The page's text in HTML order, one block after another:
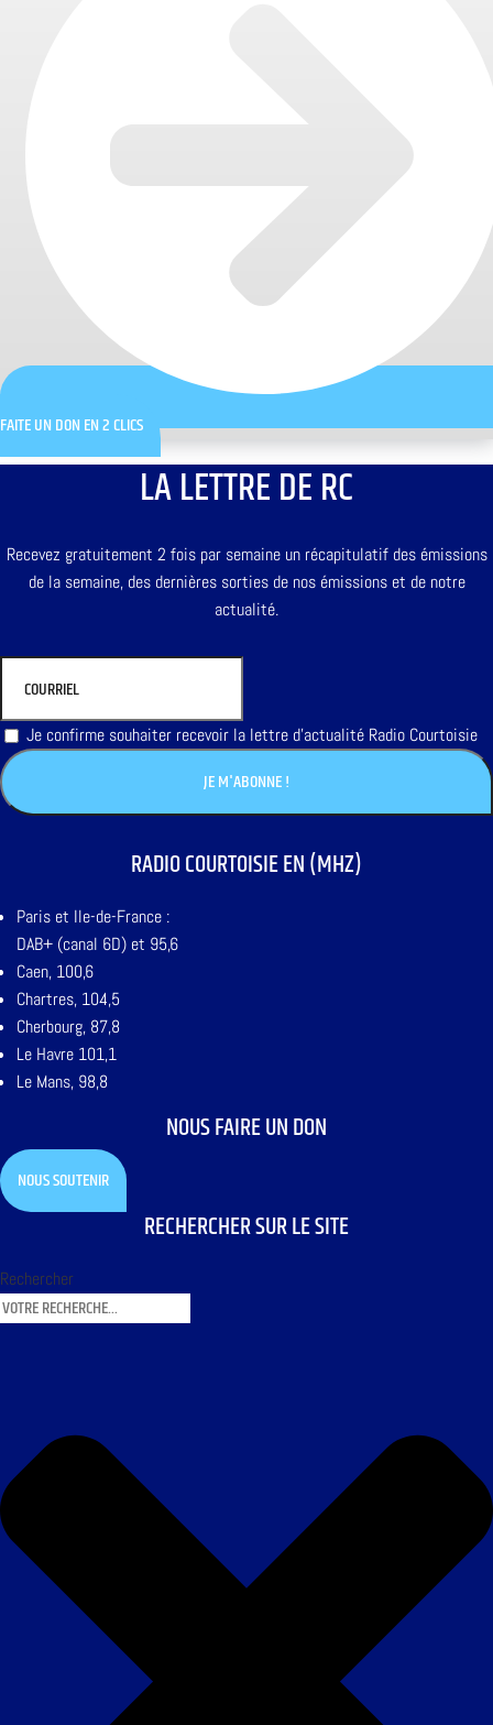
FAITE UN DON EN 2 CLICS
LA LETTRE DE RC
Recevez gratuitement 2 fois par semaine un récapitulatif des émissions
de la semaine, des dernières sorties de nos émissions et de notre
actualité.
Je confirme souhaiter recevoir la lettre d'actualité Radio Courtoisie
RADIO COURTOISIE EN (MHZ)
Paris et Ile-de-France :
DAB+ (canal 6D) et 95,6
Caen, 100,6
Chartres, 104,5
Cherbourg, 87,8
Le Havre 101,1
Le Mans, 98,8
NOUS FAIRE UN DON
NOUS SOUTENIR
RECHERCHER SUR LE SITE
Rechercher